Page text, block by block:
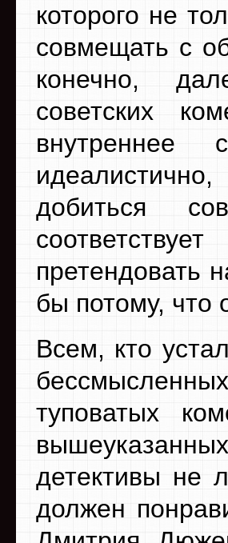
которого не
совмещать с
конечно,
советских
внутреннее
добиться
претендовать
бы потому, что
Всем, кто
туповатых
детективы не
должен